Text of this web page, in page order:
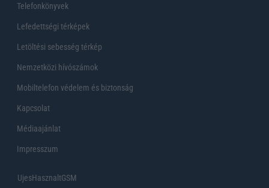
Telefonkönyvek
Lefedettségi térképek
Letöltési sebesség térkép
Nemzetközi hívószámok
Mobiltelefon védelem és biztonság
Kapcsolat
Médiaajánlat
Impresszum
UjesHasznaltGSM